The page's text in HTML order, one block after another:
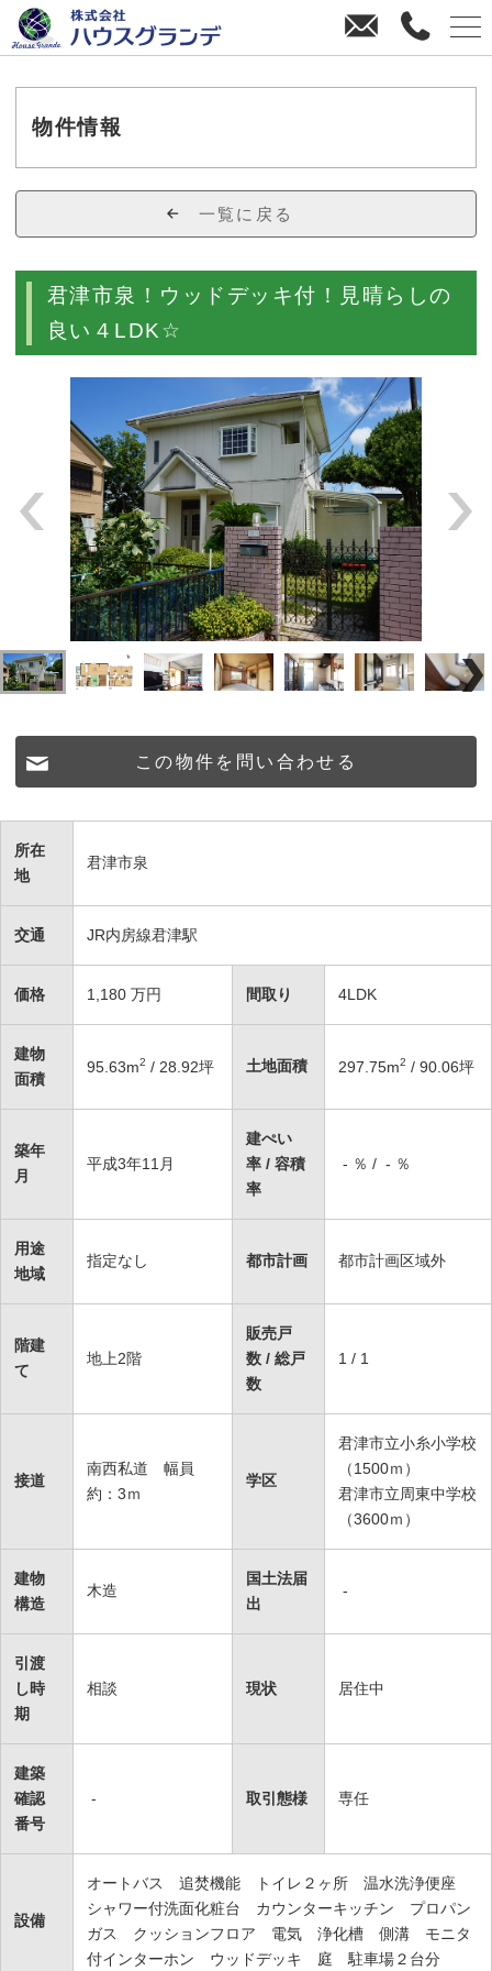
4
7
お
物件情報
一覧に戻る
君津市泉！ウッドデッキ付！見晴らしの
良い４LDK☆
この物件を問い合わせる
所在
地
君津市泉
交通 JR内房線君津駅
価格 1,180 万円 間取り 4LDK
建物
面積
95.63m2 / 28.92坪 土地面積 297.75m2 / 90.06坪
築年
月
平成3年11月
建ぺい
率 / 容積
率
- ％ / - ％
用途
地域
指定なし 都市計画 都市計画区域外
階建
て
地上2階
販売戸
数 / 総戸
数
1 / 1
接道
南西私道 幅員
約：3ｍ
学区
君津市立小糸小学校
（1500ｍ）
君津市立周東中学校
（3600ｍ）
建物
構造
木造
国土法届
出
-
引渡
し時
期
相談 現状 居住中
建築
確認
番号
- 取引態様 専任
設備
オートバス 追焚機能 トイレ２ヶ所 温水洗浄便座
シャワー付洗面化粧台 カウンターキッチン プロパン
ガス クッションフロア 電気 浄化槽 側溝 モニタ
付インターホン ウッドデッキ 庭 駐車場２台分